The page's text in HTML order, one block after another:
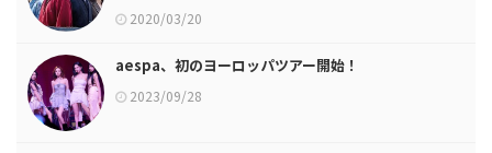
2020/03/20
aespa、初のヨーロッパツアー開始！
2023/09/28